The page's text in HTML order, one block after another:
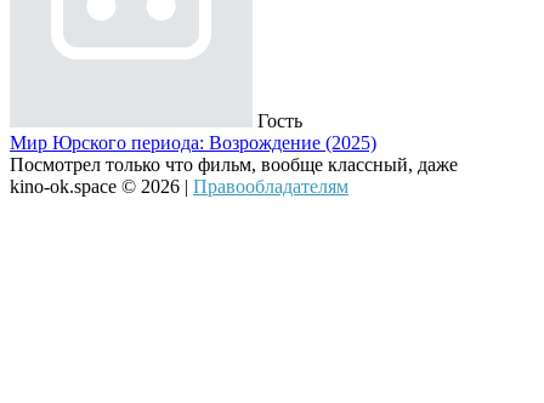
Гость
Мир Юрского периода: Возрождение (2025)
Посмотрел только что фильм, вообще классный, даже
kino-ok.space © 2026 | Правообладателям